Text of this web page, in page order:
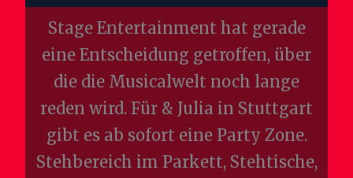
Stage Entertainment hat gerade
eine Entscheidung getroffen, über
die die Musicalwelt noch lange
reden wird. Für & Julia in Stuttgart
gibt es ab sofort eine Party Zone.
Stehbereich im Parkett, Stehtische,